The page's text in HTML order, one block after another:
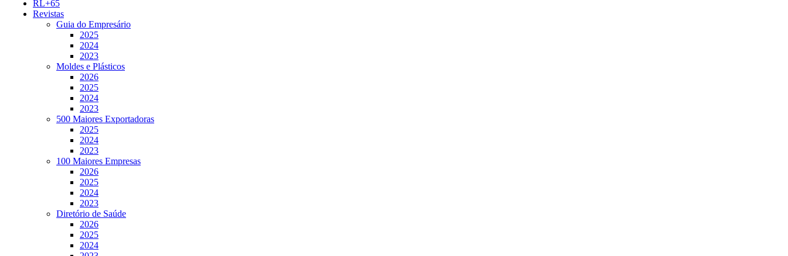
RL+65
Revistas
Guia do Empresário
2025
2024
2023
Moldes e Plásticos
2026
2025
2024
2023
500 Maiores Exportadoras
2025
2024
2023
100 Maiores Empresas
2026
2025
2024
2023
Diretório de Saúde
2026
2025
2024